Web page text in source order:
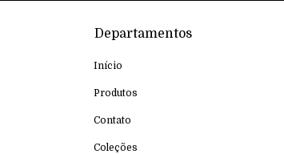
Departamentos
Início
Produtos
Contato
Coleções